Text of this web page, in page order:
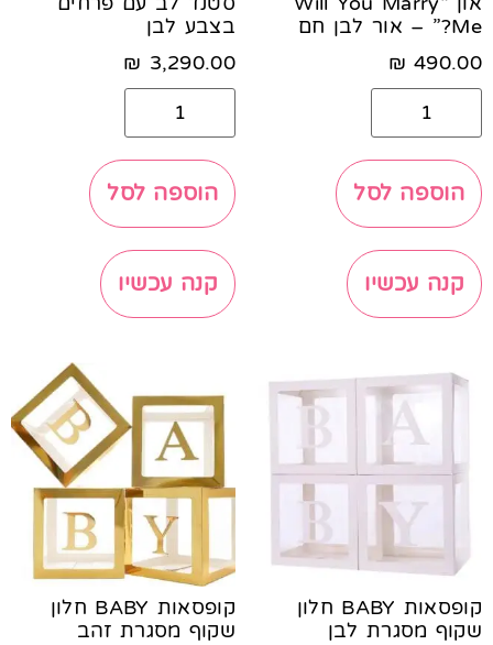
Me?” – אור לבן חם
490.00
₪
הוספה לסל
קנה עכשיו
בצבע לבן
3,290.00
₪
הוספה לסל
קנה עכשיו
קופסאות BABY חלון
שקוף מסגרת לבן
קופסאות BABY חלון
שקוף מסגרת זהב